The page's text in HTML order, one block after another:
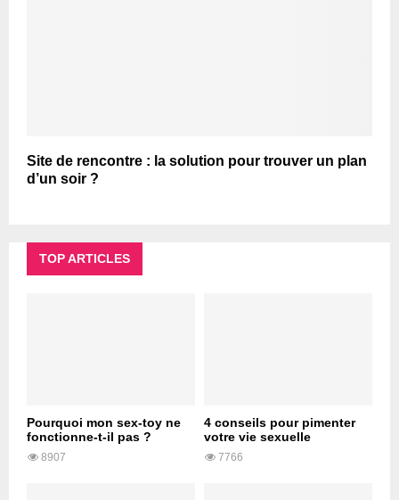
Site de rencontre : la solution pour trouver un plan
d’un soir ?
TOP ARTICLES
Pourquoi mon sex-toy ne
fonctionne-t-il pas ?
8907
4 conseils pour pimenter
votre vie sexuelle
7766